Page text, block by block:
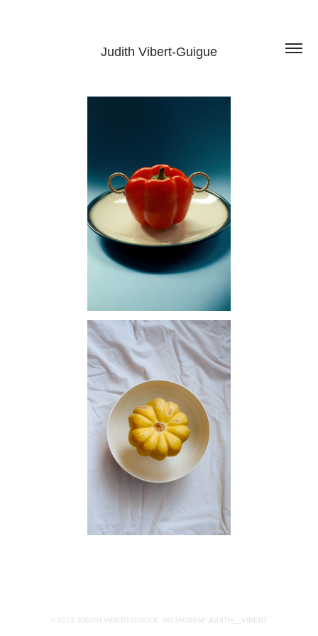
Judith Vibert-Guigue
© 2022 JUDITH VIBERT-GUIGUE INSTAGRAM: JUDITH__VIBERT